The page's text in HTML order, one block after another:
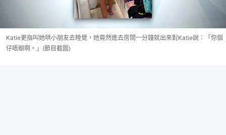
Katie更指叫她哄小朋友去睡覺，她竟然進去房間一分鐘就出來對Katie說：「你個
仔唔瞓啊。」(節目截圖)